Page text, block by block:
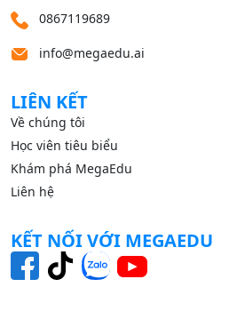
0867119689
info@megaedu.ai
LIÊN KẾT
Về chúng tôi
Học viên tiêu biểu
Khám phá MegaEdu
Liên hệ
KẾT NỐI VỚI MEGAEDU